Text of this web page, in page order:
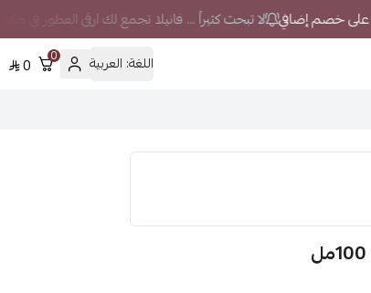
لا تبحث كثيراً ... فانيلا تجمع لك ارقى العطور في
اللغة: العربية 0
0